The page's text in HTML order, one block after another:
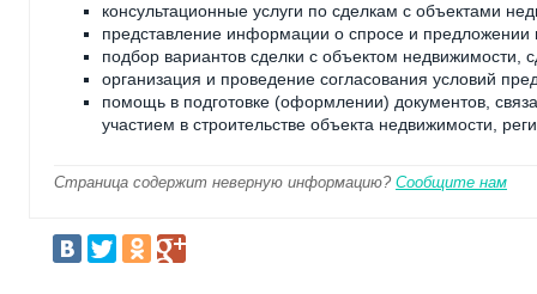
консультационные услуги по сделкам с объектами
представление информации о спросе и предложении
подбор вариантов сделки с объектом недвижимости,
организация и проведение согласования условий
помощь в подготовке (оформлении) документов,
участием в строительстве объекта недвижимости,
Страница содержит неверную информацию? Сообщите нам